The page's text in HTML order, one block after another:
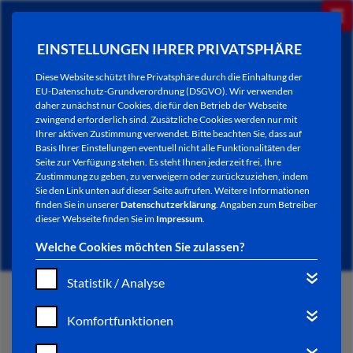
EINSTELLUNGEN IHRER PRIVATSPHÄRE
Diese Website schützt Ihre Privatsphäre durch die Einhaltung der
EU-Datenschutz-Grundverordnung (DSGVO). Wir verwenden
daher zunächst nur Cookies, die für den Betrieb der Webseite
zwingend erforderlich sind. Zusätzliche Cookies werden nur mit
Ihrer aktiven Zustimmung verwendet. Bitte beachten Sie, dass auf
Basis Ihrer Einstellungen eventuell nicht alle Funktionalitäten der
Seite zur Verfügung stehen. Es steht Ihnen jederzeit frei, Ihre
Zustimmung zu geben, zu verweigern oder zurückzuziehen, indem
Sie den Link unten auf dieser Seite aufrufen. Weitere Informationen
finden Sie in unsererDatenschutzerklärung. Angaben zum Betreiber
dieser Webseite finden Sie im Impressum.
Welche Cookies möchten Sie zulassen?
Statistik / Analyse
Komfortfunktionen
AKTUELLES
START